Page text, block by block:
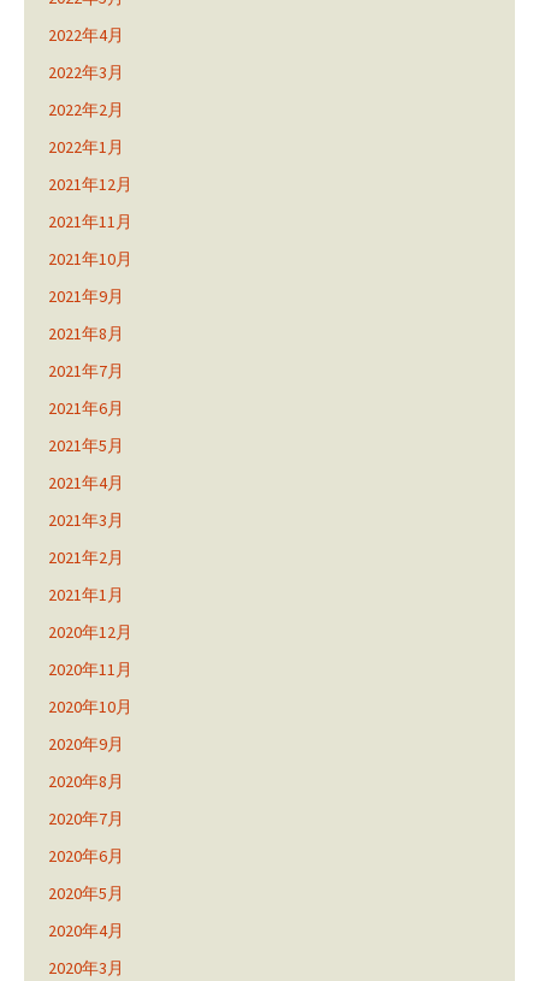
2022年4月
2022年3月
2022年2月
2022年1月
2021年12月
2021年11月
2021年10月
2021年9月
2021年8月
2021年7月
2021年6月
2021年5月
2021年4月
2021年3月
2021年2月
2021年1月
2020年12月
2020年11月
2020年10月
2020年9月
2020年8月
2020年7月
2020年6月
2020年5月
2020年4月
2020年3月